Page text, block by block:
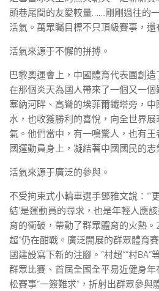
頭巷尾間的友愛較量……剛剛過往的
活氣。萬眾矚目標不只頂級賽事，還
活氣來源于不懈的拼搏。
巴黎奧運會上，中國體育代表團創
在那個炎天為國人帶來了一個又一
塞納河畔、高聳的埃菲爾鐵塔旁，
水，也收獲勝利的喜悅，向全世界
氣。他們當中，有一鳴驚人，也有
國運動員身上，凝結著中國國民的志
活氣來源于廣泛的參與。
不受拘束式小輪車選手鄧雅文說：
結’是運動員的尋求，也是年輕人應
育的衝破，帶動了群眾體育的火熱。
超”仍在酣戰。廣泛開展的群眾體育
國建設寫下新的注腳。“村超”“村BA”
群眾比賽、首屆全國全平易近健身
松賽事“一簽難求”，折射出群眾參與